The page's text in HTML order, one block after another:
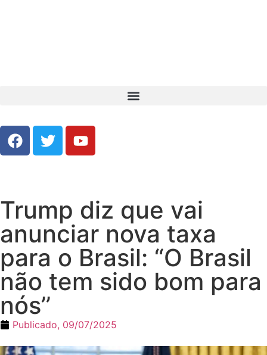
Trump diz que vai
anunciar nova taxa
para o Brasil: “O Brasil
não tem sido bom para
nós’’
Publicado, 09/07/2025